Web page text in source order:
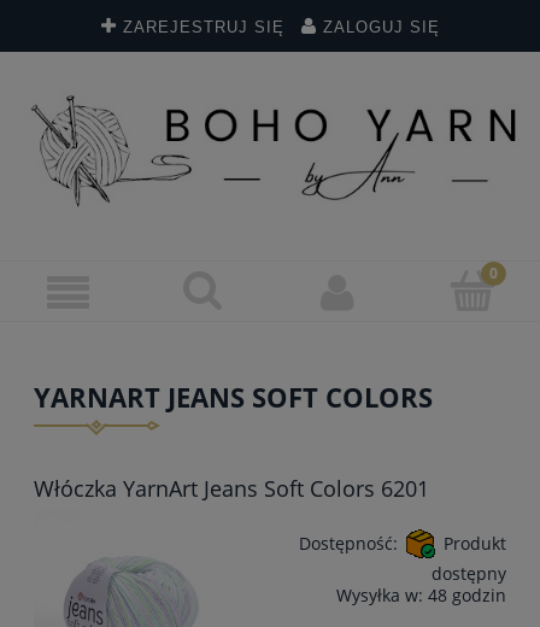
ZAREJESTRUJ SIĘ ZALOGUJ SIĘ
YARNART JEANS SOFT COLORS
Włóczka YarnArt Jeans Soft Colors 6201
Dostępność:
Produkt
dostępny
Wysyłka w: 48 godzin